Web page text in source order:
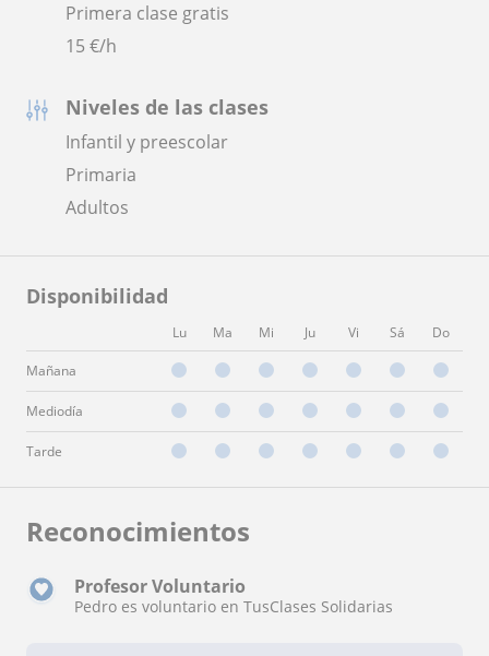
Primera clase gratis
15€/h
Niveles de las clases
Infantil y preescolar
Primaria
Adultos
Disponibilidad
Lu Ma Mi Ju Vi Sá Do
Mañana
Mediodía
Tarde
Reconocimientos
Profesor Voluntario
Pedro es voluntario en TusClases Solidarias